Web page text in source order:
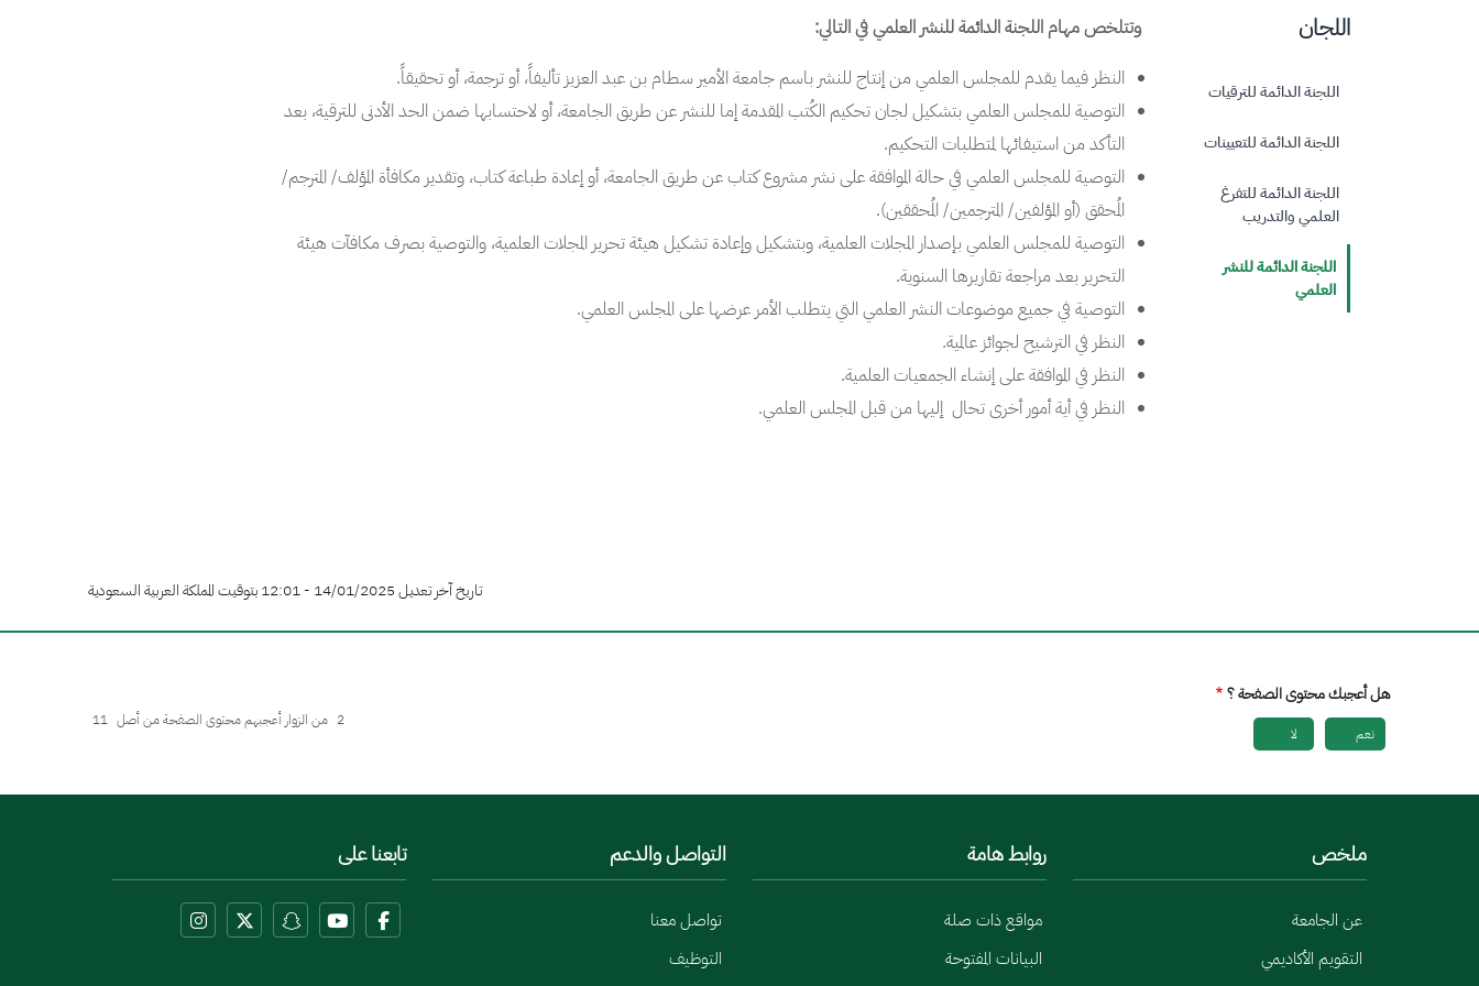
اللجان
اللجنة الدائمة للترقيات
اللجنة الدائمة للتعيينات
اللجنة الدائمة للتفرغ
العلمي والتدريب
اللجنة الدائمة للنشر
العلمي
وتتلخص مهام اللجنة الدائمة للنشر العلمي في التالي:
النظر فيما يقدم للمجلس العلمي من إنتاج للنشر باسم جامعة الأمير سطام بن عبد العزيز تأليفاً، أو ترجمة، أو تحقيقاً.
التوصية للمجلس العلمي بتشكيل لجان تحكيم الكُتب المقدمة إما للنشر عن طريق الجامعة، أو لاحتسابها ضمن الحد الأدنى للترقية، بعد
التأكد من استيفائها لمتطلبات التحكيم.
التوصية للمجلس العلمي في حالة الموافقة على نشر مشروع كتاب عن طريق الجامعة، أو إعادة طباعة كتاب، وتقدير مكافأة المؤلف/ المترجم/
المُحقق (أو المؤلفين/ المترجمين/ المُحققين).
التوصية للمجلس العلمي بإصدار المجلات العلمية، وبتشكيل وإعادة تشكيل هيئة تحرير المجلات العلمية، والتوصية بصرف مكافآت هيئة
التحرير بعد مراجعة تقاريرها السنوية.
التوصية في جميع موضوعات النشر العلمي التي يتطلب الأمر عرضها على المجلس العلمي.
النظر في الترشيح لجوائز عالمية.
النظر في الموافقة على إنشاء الجمعيات العلمية.
النظر في أية أمور أخرى تحال إليها من قبل المجلس العلمي.
تاريخ آخر تعديل 14/01/2025 - 12:01 بتوقيت المملكة العربية السعودية
هل أعجبك محتوى الصفحة ؟
نعم لا
2 من الزوار أعجبهم محتوى الصفحة من أصل 11
ملخص
عن الجامعة
التقويم الأكاديمي
روابط هامة
مواقع ذات صلة
البيانات المفتوحة
التواصل والدعم
تواصل معنا
التوظيف
تابعنا على